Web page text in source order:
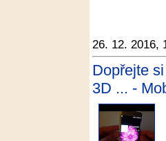
26. 12. 2016,
Dopřejte
3D ... -